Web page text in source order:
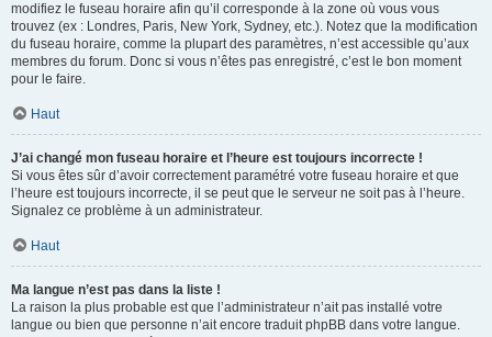
modifiez le fuseau horaire afin qu’il corresponde à la zone où vous vous
trouvez (ex : Londres, Paris, New York, Sydney, etc.). Notez que la modification
du fuseau horaire, comme la plupart des paramètres, n’est accessible qu’aux
membres du forum. Donc si vous n’êtes pas enregistré, c’est le bon moment
pour le faire.
Haut
J’ai changé mon fuseau horaire et l’heure est toujours incorrecte !
Si vous êtes sûr d’avoir correctement paramétré votre fuseau horaire et que
l’heure est toujours incorrecte, il se peut que le serveur ne soit pas à l’heure.
Signalez ce problème à un administrateur.
Haut
Ma langue n’est pas dans la liste !
La raison la plus probable est que l’administrateur n’ait pas installé votre
langue ou bien que personne n’ait encore traduit phpBB dans votre langue.